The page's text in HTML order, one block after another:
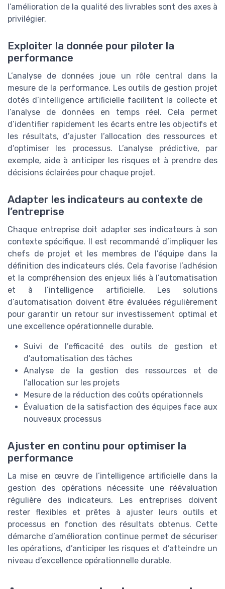
l’amélioration de la qualité des livrables sont des axes à
privilégier.
Exploiter la donnée pour piloter la
performance
L’analyse de données joue un rôle central dans la
mesure de la performance. Les outils de gestion projet
dotés d’intelligence artificielle facilitent la collecte et
l’analyse de données en temps réel. Cela permet
d’identifier rapidement les écarts entre les objectifs et
les résultats, d’ajuster l’allocation des ressources et
d’optimiser les processus. L’analyse prédictive, par
exemple, aide à anticiper les risques et à prendre des
décisions éclairées pour chaque projet.
Adapter les indicateurs au contexte de
l’entreprise
Chaque entreprise doit adapter ses indicateurs à son
contexte spécifique. Il est recommandé d’impliquer les
chefs de projet et les membres de l’équipe dans la
définition des indicateurs clés. Cela favorise l’adhésion
et la compréhension des enjeux liés à l’automatisation
et à l’intelligence artificielle. Les solutions
d’automatisation doivent être évaluées régulièrement
pour garantir un retour sur investissement optimal et
une excellence opérationnelle durable.
Suivi de l’efficacité des outils de gestion et
d’automatisation des tâches
Analyse de la gestion des ressources et de
l’allocation sur les projets
Mesure de la réduction des coûts opérationnels
Évaluation de la satisfaction des équipes face aux
nouveaux processus
Ajuster en continu pour optimiser la
performance
La mise en œuvre de l’intelligence artificielle dans la
gestion des opérations nécessite une réévaluation
régulière des indicateurs. Les entreprises doivent
rester flexibles et prêtes à ajuster leurs outils et
processus en fonction des résultats obtenus. Cette
démarche d’amélioration continue permet de sécuriser
les opérations, d’anticiper les risques et d’atteindre un
niveau d’excellence opérationnelle durable.